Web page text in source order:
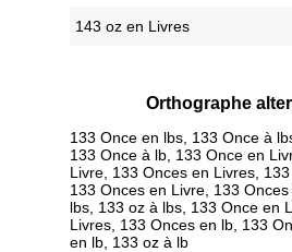
143 oz en Livres
Orthographe
133 Once en lbs, 133 Once à
133 Once à lb, 133 Once en
Livre, 133 Onces en Livres,
133 Onces en Livre, 133
lbs, 133 oz à lbs, 133 Once en
Livres, 133 Onces en lb, 133
en lb, 133 oz à lb